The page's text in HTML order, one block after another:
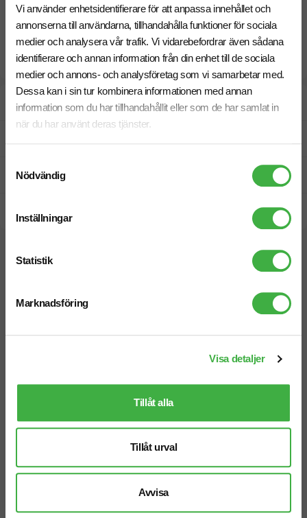
Vi använder enhetsidentifierare för att anpassa innehållet och
annonserna till användarna, tillhandahålla funktioner för sociala
medier och analysera vår trafik. Vi vidarebefordrar även sådana
identifierare och annan information från din enhet till de sociala
medier och annons- och analysföretag som vi samarbetar med.
Dessa kan i sin tur kombinera informationen med annan
information som du har tillhandahållit eller som de har samlat in
när du har använt deras tjänster.
Nödvändig
Inställningar
Statistik
Marknadsföring
Visa detaljer
Tillåt alla
Tillåt urval
Avvisa
Designskiss inom 1 h
Prisgaranti
Snabb leverans
Vi hjälper dig gärna!
Mån-fre 08.30 - 17.00
info@brandnewprofile.com